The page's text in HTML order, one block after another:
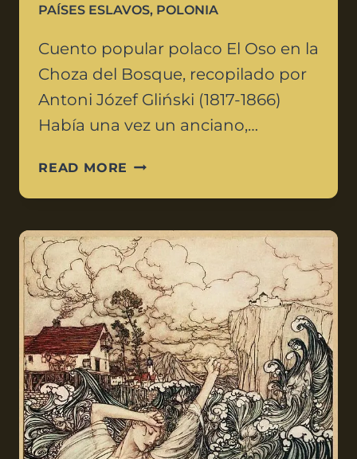
PAÍSES ESLAVOS, POLONIA
Cuento popular polaco El Oso en la
Choza del Bosque, recopilado por
Antoni Józef Gliński (1817-1866)
Había una vez un anciano,…
READ MORE